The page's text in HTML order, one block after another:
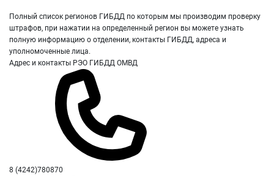
Полный список регионов ГИБДД по которым мы производим проверку
штрафов, при нажатии на определенный регион вы можете узнать
полную информацию о отделении, контакты ГИБДД, адреса и
уполномоченные лица.
Адрес и контакты РЭО ГИБДД ОМВД
8 (4242)780870